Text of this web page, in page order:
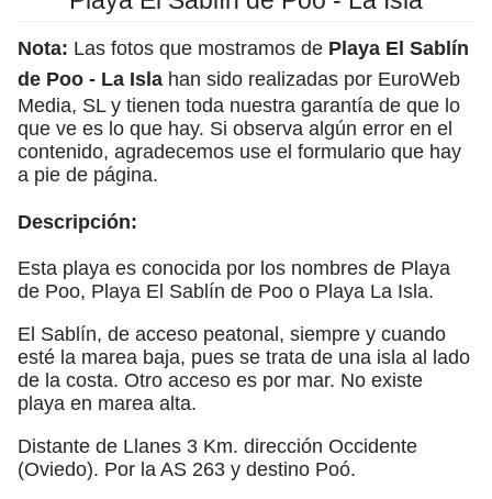
Nota: Las fotos que mostramos de Playa El Sablín
de Poo - La Isla han sido realizadas por EuroWeb
Media, SL y tienen toda nuestra garantía de que lo
que ve es lo que hay. Si observa algún error en el
contenido, agradecemos use el formulario que hay
a pie de página.
Descripción:
Esta playa es conocida por los nombres de Playa
de Poo, Playa El Sablín de Poo o Playa La Isla.
El Sablín, de acceso peatonal, siempre y cuando
esté la marea baja, pues se trata de una isla al lado
de la costa. Otro acceso es por mar. No existe
playa en marea alta.
Distante de Llanes 3 Km. dirección Occidente
(Oviedo). Por la AS 263 y destino Poó.